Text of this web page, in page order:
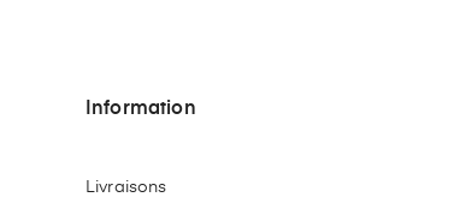
Information
Livraisons